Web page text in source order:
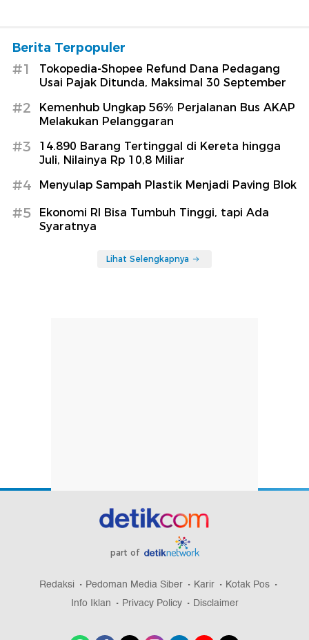
Berita Terpopuler
#1
Tokopedia-Shopee Refund Dana Pedagang
Usai Pajak Ditunda, Maksimal 30 September
#2
Kemenhub Ungkap 56% Perjalanan Bus AKAP
Melakukan Pelanggaran
#3
14.890 Barang Tertinggal di Kereta hingga
Juli, Nilainya Rp 10,8 Miliar
#4 Menyulap Sampah Plastik Menjadi Paving Blok
#5
Ekonomi RI Bisa Tumbuh Tinggi, tapi Ada
Syaratnya
Lihat Selengkapnya
part of
Redaksi Pedoman Media Siber Karir
Kotak Pos
Info Iklan
Privacy Policy Disclaimer